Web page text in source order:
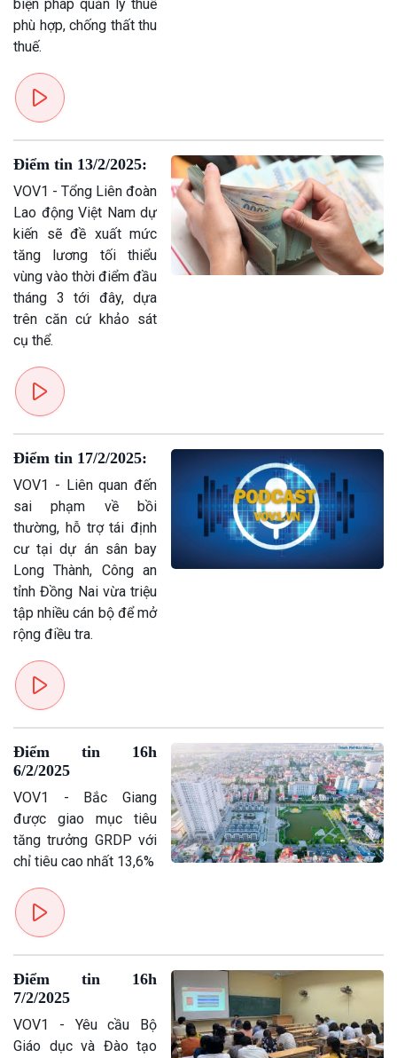
Xã hội
Tin Đời sống & Xã hội
360 độ Sức khỏe
Chuyển đổi Xanh
Tài nguyên và Môi trường
Chuyên gia của bạn
Xã hội chuyển động
Bước chân đến trường
Khoa học & Công nghệ
Tin Khoa học & Công nghệ
Kết nối công nghệ
Sống chung với biến đổi
khí hậu
biện pháp quản lý thuế
phù hợp, chống thất thu
thuế.
Điểm tin 13/2/2025:
VOV1 - Tổng Liên đoàn
Lao động Việt Nam dự
kiến sẽ đề xuất mức
tăng lương tối thiểu
vùng vào thời điểm đầu
tháng 3 tới đây, dựa
trên căn cứ khảo sát
cụ thể.
Điểm tin 17/2/2025:
VOV1 - Liên quan đến
sai phạm về bồi
thường, hỗ trợ tái định
cư tại dự án sân bay
Long Thành, Công an
tỉnh Đồng Nai vừa triệu
tập nhiều cán bộ để mở
rộng điều tra.
Điểm tin 16h
6/2/2025
VOV1 - Bắc Giang
được giao mục tiêu
tăng trưởng GRDP với
chỉ tiêu cao nhất 13,6%
Điểm tin 16h
7/2/2025
VOV1 - Yêu cầu Bộ
Giáo dục và Đào tạo